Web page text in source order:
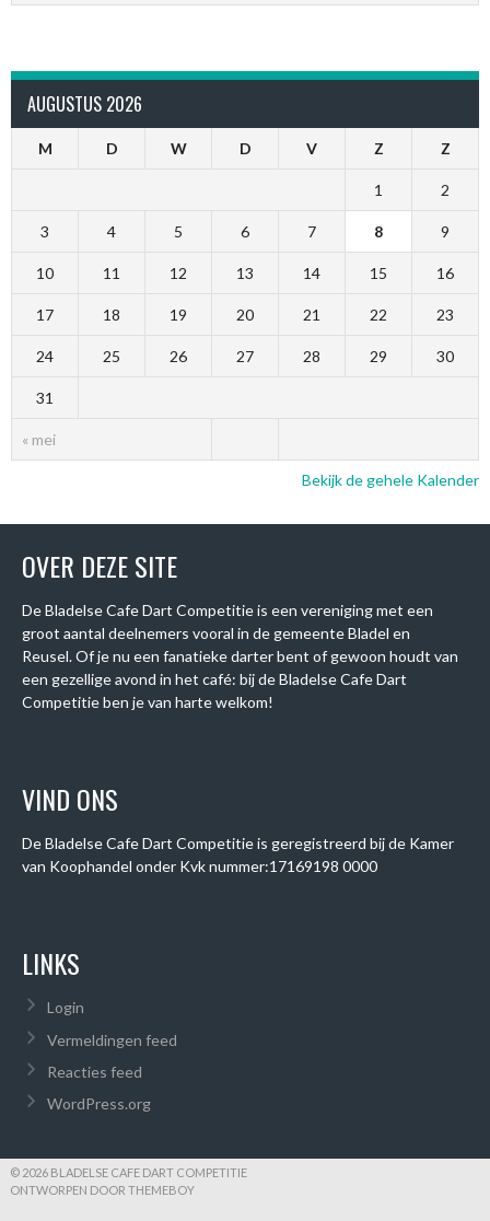
AUGUSTUS 2026
M D W D V Z Z
« mei
1 2
3 4 5 6 7 8 9
10 11 12 13 14 15 16
17 18 19 20 21 22 23
24 25 26 27 28 29 30
31
Bekijk de gehele Kalender
OVER DEZE SITE
De Bladelse Cafe Dart Competitie is een vereniging met een
groot aantal deelnemers vooral in de gemeente Bladel en
Reusel. Of je nu een fanatieke darter bent of gewoon houdt van
een gezellige avond in het café: bij de Bladelse Cafe Dart
Competitie ben je van harte welkom!
VIND ONS
De Bladelse Cafe Dart Competitie is geregistreerd bij de Kamer
van Koophandel onder Kvk nummer:17169198 0000
LINKS
Login
Vermeldingen feed
Reacties feed
WordPress.org
© 2026 BLADELSE CAFE DART COMPETITIE
ONTWORPEN DOOR THEMEBOY